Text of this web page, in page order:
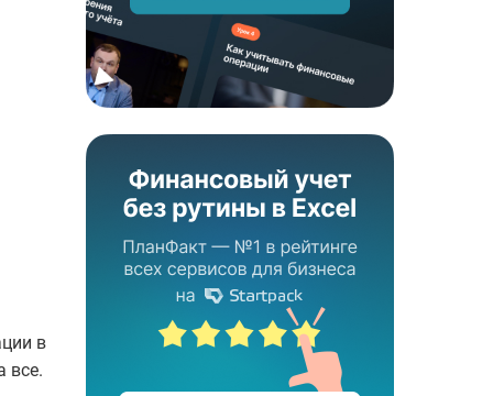
в
все.